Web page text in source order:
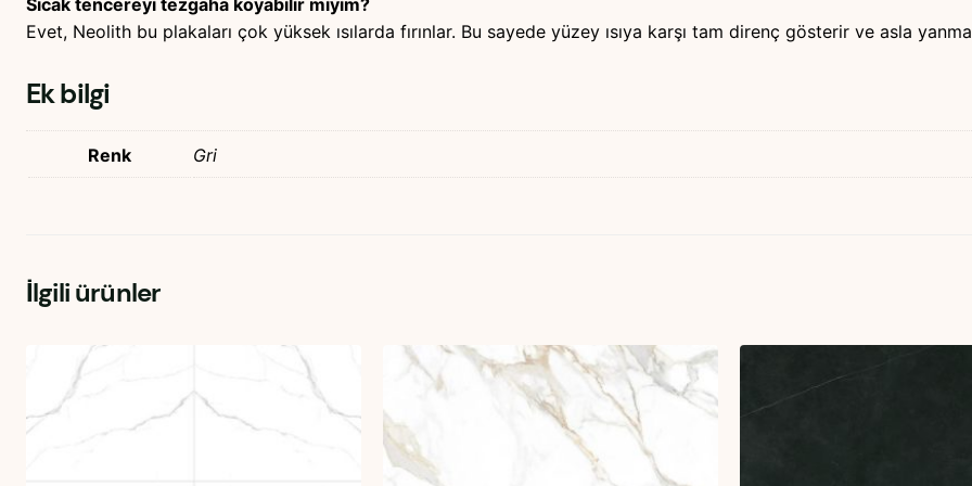
Evet, Neolith bu plakaları çok yüksek ısılarda fırınlar. Bu sayede yüzey ısıya karşı tam direnç gösterir ve asla
Ek bilgi
Renk Gri
İlgili ürünler